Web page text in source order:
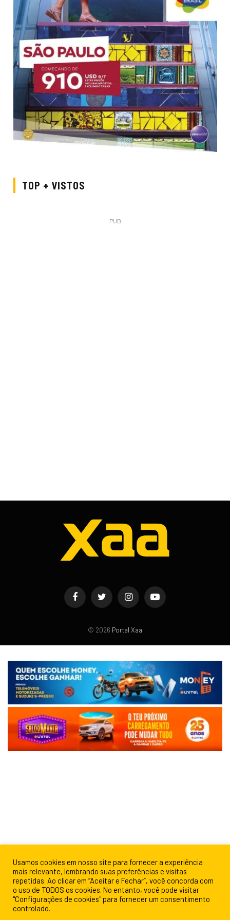
TOP + VISTOS
PUB
FacebookTwitter InstagramYouTube
© 2026 Portal Xaa
Usamos cookies em nosso site para fornecer a experiência
mais relevante, lembrando suas preferências e visitas
repetidas. Ao clicar em “Aceitar e Fechar”, você concorda com
o uso de TODOS os cookies. No entanto, você pode visitar
"Configurações de cookies" para fornecer um consentimento
controlado.